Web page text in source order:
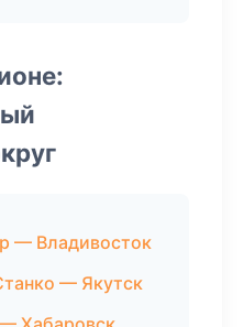
— Владивосток
— Якутск